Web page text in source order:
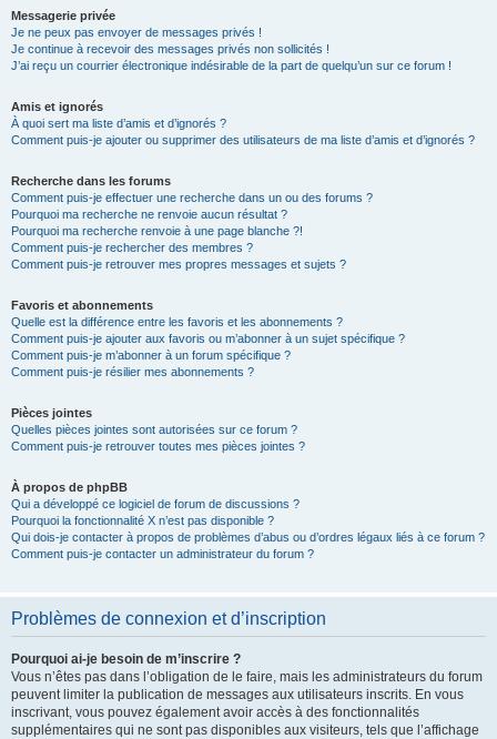
Messagerie privée
Je ne peux pas envoyer de messages privés !
Je continue à recevoir des messages privés non sollicités !
J’ai reçu un courrier électronique indésirable de la part de quelqu’un sur ce forum !
Amis et ignorés
À quoi sert ma liste d’amis et d’ignorés ?
Comment puis-je ajouter ou supprimer des utilisateurs de ma liste d’amis et d’ignorés ?
Recherche dans les forums
Comment puis-je effectuer une recherche dans un ou des forums ?
Pourquoi ma recherche ne renvoie aucun résultat ?
Pourquoi ma recherche renvoie à une page blanche ?!
Comment puis-je rechercher des membres ?
Comment puis-je retrouver mes propres messages et sujets ?
Favoris et abonnements
Quelle est la différence entre les favoris et les abonnements ?
Comment puis-je ajouter aux favoris ou m’abonner à un sujet spécifique ?
Comment puis-je m’abonner à un forum spécifique ?
Comment puis-je résilier mes abonnements ?
Pièces jointes
Quelles pièces jointes sont autorisées sur ce forum ?
Comment puis-je retrouver toutes mes pièces jointes ?
À propos de phpBB
Qui a développé ce logiciel de forum de discussions ?
Pourquoi la fonctionnalité X n’est pas disponible ?
Qui dois-je contacter à propos de problèmes d’abus ou d’ordres légaux liés à ce forum ?
Comment puis-je contacter un administrateur du forum ?
Problèmes de connexion et d’inscription
Pourquoi ai-je besoin de m’inscrire ?
Vous n’êtes pas dans l’obligation de le faire, mais les administrateurs du forum
peuvent limiter la publication de messages aux utilisateurs inscrits. En vous
inscrivant, vous pouvez également avoir accès à des fonctionnalités
supplémentaires qui ne sont pas disponibles aux visiteurs, tels que l’affichage